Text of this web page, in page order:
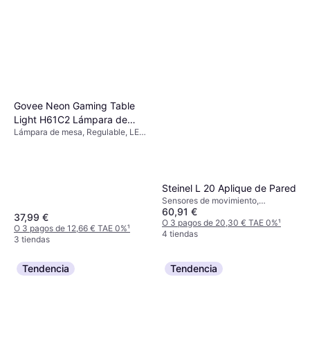
Govee Neon Gaming Table
Light H61C2 Lámpara de
mesa
Lámpara de mesa, Regulable, LED,
37,99 €
O 3 pagos de 12,66 € TAE 0%¹
3 tiendas
Steinel L 20 Aplique de Pared
Sensores de movimiento,
Regulable, Rojo, Gris, Plata,
Blanco, Negro, Aluminio, Acero
Inoxidable, Acero inoxidable,
Lámpara: E27
60,91 €
O 3 pagos de 20,30 € TAE 0%¹
4 tiendas
Tendencia Tendencia